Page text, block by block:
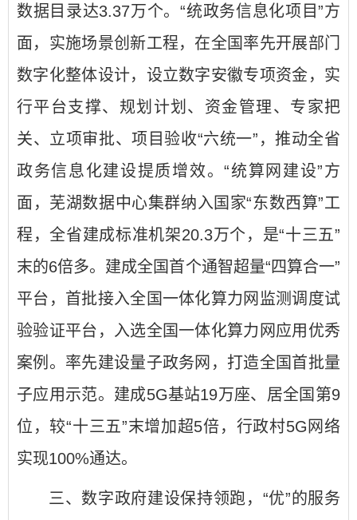
数据目录达3.37万个。“统政务信息化项目”方
面，实施场景创新工程，在全国率先开展部门
数字化整体设计，设立数字安徽专项资金，实
行平台支撑、规划计划、资金管理、专家把
关、立项审批、项目验收“六统一”，推动全省
政务信息化建设提质增效。“统算网建设”方
面，芜湖数据中心集群纳入国家“东数西算”工
程，全省建成标准机架20.3万个，是“十三五”
末的6倍多。建成全国首个通智超量“四算合一”
平台，首批接入全国一体化算力网监测调度试
验验证平台，入选全国一体化算力网应用优秀
案例。率先建设量子政务网，打造全国首批量
子应用示范。建成5G基站19万座、居全国第9
位，较“十三五”末增加超5倍，行政村5G网络
实现100%通达。
三、数字政府建设保持领跑，“优”的服务